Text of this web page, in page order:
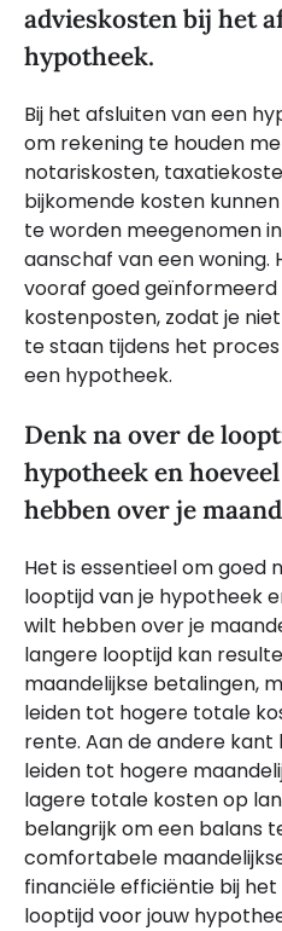
advieskosten bij het
hypotheek.
Bij het afsluiten van een
om rekening te houden
notariskosten,
bijkomende kosten
te worden meegenomen
aanschaf van een woning.
vooraf goed
kostenposten, zodat je
te staan tijdens het
een hypotheek.
Denk na over de
hypotheek en
hebben over je
Het is essentieel om goed
looptijd van je hypotheek
wilt hebben over je
langere looptijd kan
maandelijkse betalingen,
leiden tot hogere totale
rente. Aan de andere
leiden tot hogere
lagere totale kosten op
belangrijk om een balans
comfortabele
financiële efficiëntie bij het
looptijd voor jouw